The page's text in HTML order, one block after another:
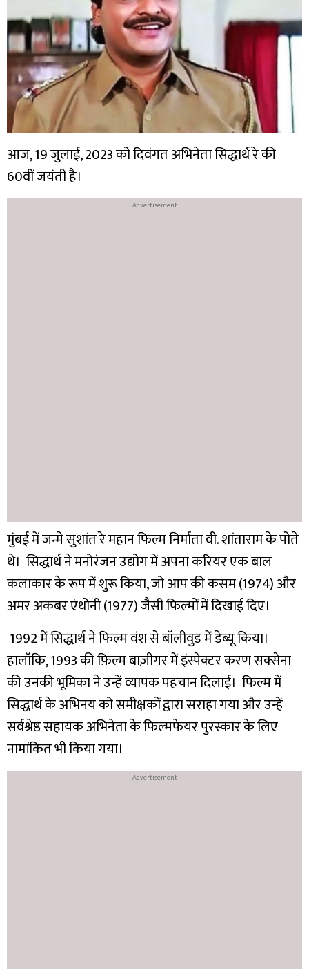
आज, 19 जुलाई, 2023 को दिवंगत अभिनेता सिद्धार्थ रे की
60वीं जयंती है।
मुंबई में जन्मे सुशांत रे महान फिल्म निर्माता वी. शांताराम के पोते
थे। सिद्धार्थ ने मनोरंजन उद्योग में अपना करियर एक बाल
कलाकार के रूप में शुरू किया, जो आप की कसम (1974) और
अमर अकबर एंथोनी (1977) जैसी फिल्मों में दिखाई दिए।
1992 में सिद्धार्थ ने फिल्म वंश से बॉलीवुड में डेब्यू किया।
हालाँकि, 1993 की फ़िल्म बाज़ीगर में इंस्पेक्टर करण सक्सेना
की उनकी भूमिका ने उन्हें व्यापक पहचान दिलाई। फिल्म में
सिद्धार्थ के अभिनय को समीक्षकों द्वारा सराहा गया और उन्हें
सर्वश्रेष्ठ सहायक अभिनेता के फिल्मफेयर पुरस्कार के लिए
नामांकित भी किया गया।